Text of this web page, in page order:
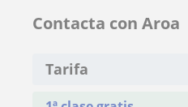
Contacta con Aroa
Tarifa